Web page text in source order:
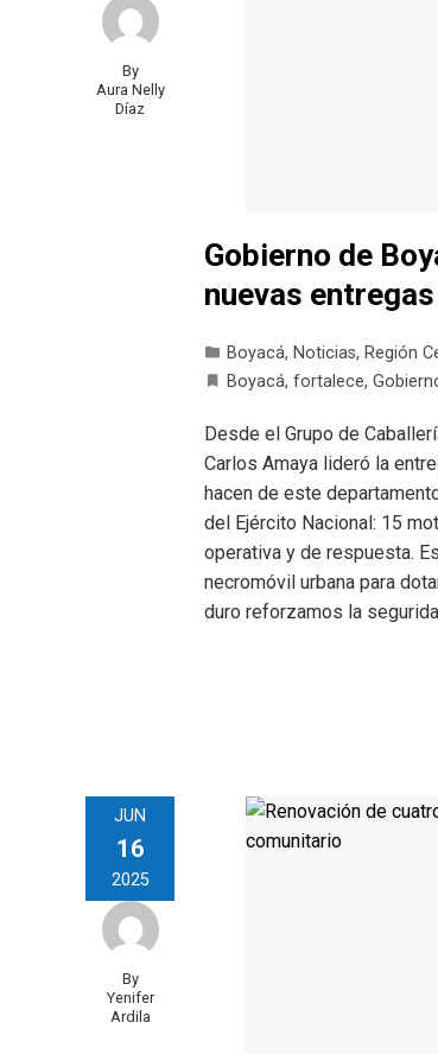
By
Aura Nelly
Díaz
Gobierno de
nuevas
Boyacá, Noticias, Región
Boyacá, fortalece,
Desde el Grupo de
Carlos Amaya lideró la
hacen de este
del Ejército Nacional: 15
operativa y de respuesta.
necromóvil urbana para
duro reforzamos la
JUN
16
2025
By
Yenifer
Ardila